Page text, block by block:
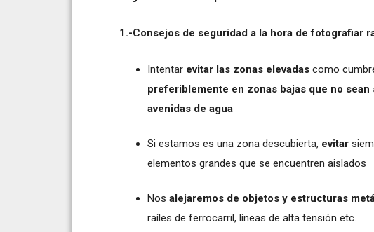
1.-Consejos de seguridad a la hora de fotografiar
Intentar evitar las zonas elevadas como
preferiblemente en zonas bajas que no
avenidas de agua
Si estamos es una zona descubierta, evitar
elementos grandes que se encuentren aislados
Nos alejaremos de objetos y estructuras
raíles de ferrocarril, líneas de alta tensión etc.